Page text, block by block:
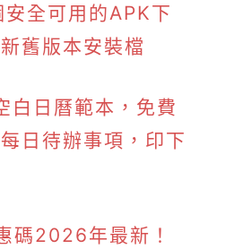
全可用的APK下
舊版本安裝檔
日曆範本，免費
日待辦事項，印下
碼2026年最新！